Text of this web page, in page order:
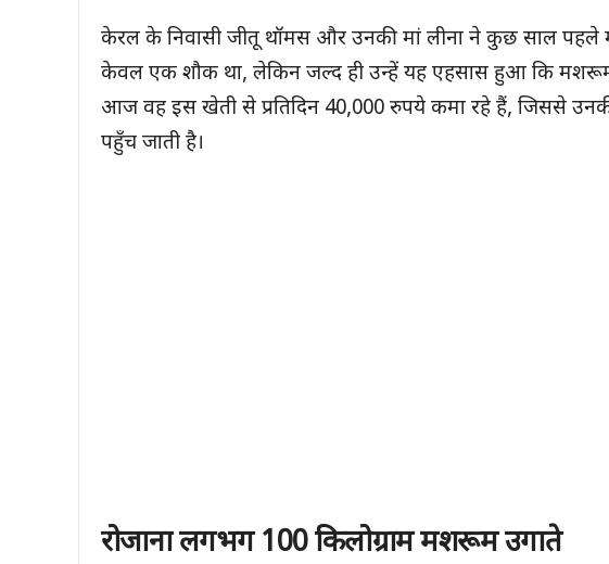
केरल के निवासी जीतू थॉमस और उनकी मां लीना ने कुछ साल
केवल एक शौक था, लेकिन जल्द ही उन्हें यह एहसास हुआ कि
आज वह इस खेती से प्रतिदिन 40,000 रुपये कमा रहे हैं, जिससे
पहुँच जाती है।
रोजाना लगभग100 किलोग्राम मशरूम उगाते